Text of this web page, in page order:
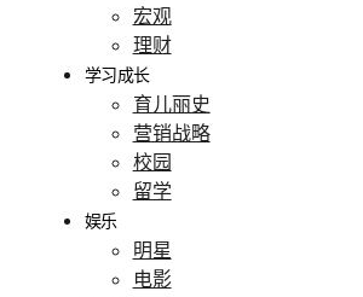
宏观
理财
学习成长
育儿丽史
营销战略
校园
留学
娱乐
明星
电影